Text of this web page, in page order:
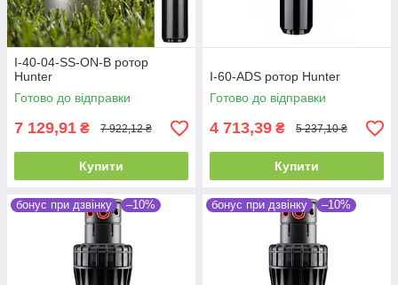
I-40-04-SS-ON-B ротор
Hunter
Готово до відправки
7 129,91 ₴ 7 922,12 ₴
Купити
I-60-ADS ротор Hunter
Готово до відправки
4 713,39 ₴ 5 237,10 ₴
Купити
бонус при дзвінку –10% бонус при дзвінку –10%